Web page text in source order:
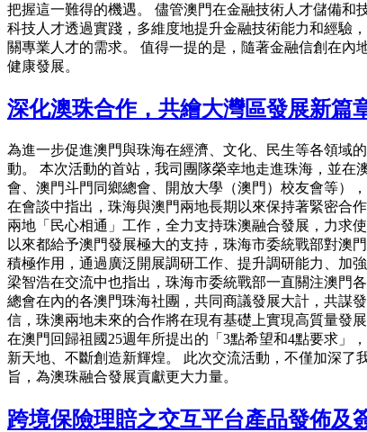
把握這一難得的機遇。 儘管澳門在金融技術人才儲備
科技人才透過實踐，多維度地提升金融技術能力和經驗
關專業人才的需求。 值得一提的是，隨著金融信創在
健康發展。
深化澳珠合作，共繪大灣區發展新篇
為進一步促進澳門與珠海在經濟、文化、民生等各領域
動。 本次活動的首站，我司團隊榮幸地走進珠海，並
會、澳門斗門同鄉總會、開放大學（澳門）校友會等）
在會談中指出，珠海與澳門兩地長期以來保持著緊密合
兩地「民心相通」工作，全力支持珠澳融合發展，力求
以來都給予澳門發展極大的支持，珠海市委統戰部對澳
積極作用，通過廣泛開展調研工作、提升調研能力、加
梁智浩在交流中也指出，珠海市委統戰部一直關注澳門
總會在內的各澳門珠海社團，共同商議發展大計，共謀
信，珠澳兩地未來的合作將在現有基礎上實現高質量發
在澳門回歸祖國25週年所提出的「3點希望和4點要求」
新天地、不斷創造新輝煌。 此次交流活動，不僅加深
旨，為澳珠融合發展貢獻更大力量。
跨境保險理賠之交互平台產品發佈及